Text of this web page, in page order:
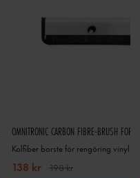
Kolfiber borste för rengöring
138 kr 198 kr